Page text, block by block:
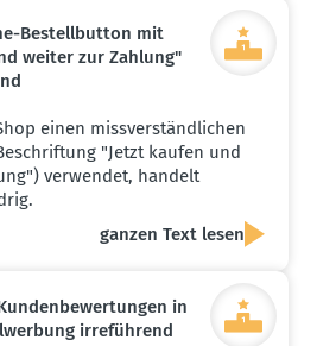
Bestell­button mit
weiter zur Zahlung"
einen missverständlichen
"Jetzt kaufen und
verwendet, handelt
ganzen Text lesen
in
irreführend